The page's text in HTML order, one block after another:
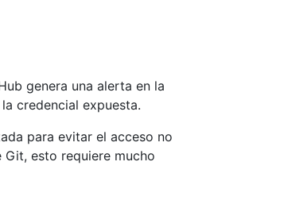
genera una alerta en la
credencial expuesta.
para evitar el acceso no
esto requiere mucho